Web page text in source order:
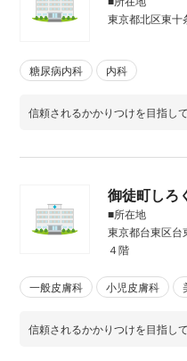
東京都北区東
糖尿病内科 内科
信頼されるかかりつけを目指して
御徒町しろ
■所在地
東京都台東区
４階
一般皮膚科 小児皮膚科
信頼されるかかりつけを目指して